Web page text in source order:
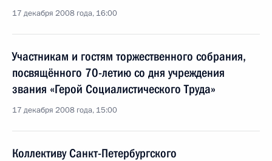
17 декабря 2008 года, 16:00
Участникам и гостям торжественного собрания,
посвящённого 70-летию со дня учреждения
звания «Герой Социалистического Труда»
17 декабря 2008 года, 15:00
Коллективу Санкт-Петербургского